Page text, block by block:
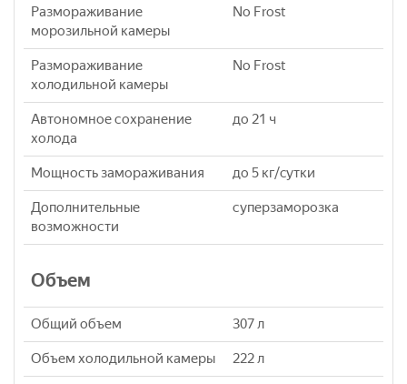
Размораживание
морозильной камеры
No Frost
Размораживание
холодильной камеры
No Frost
Автономное сохранение
холода
до 21 ч
Мощность замораживания до 5 кг/cутки
Дополнительные
возможности
суперзаморозка
Объем
Общий объем 307 л
Объем холодильной камеры 222 л